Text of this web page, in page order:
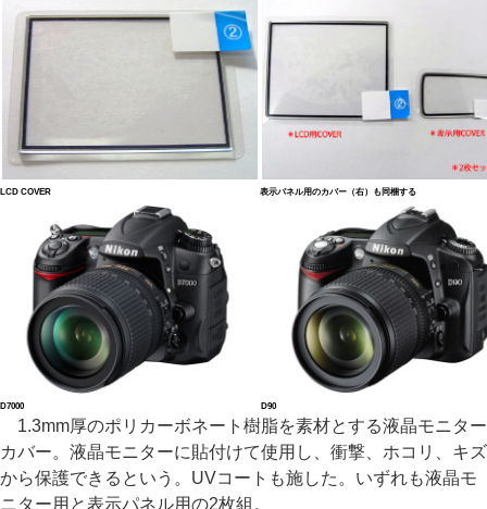
LCD COVER 表示パネル用のカバー（右）も同梱する
D7000 D90
1.3mm厚のポリカーボネート樹脂を素材とする液晶モニター
カバー。液晶モニターに貼付けて使用し、衝撃、ホコリ、キズ
から保護できるという。UVコートも施した。いずれも液晶モ
ニター用と表示パネル用の2枚組。